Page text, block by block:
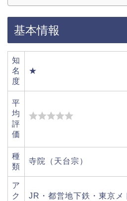
基本情報
知
名
度
★
平
均
評
価
種
類
寺院（天台宗）
ア
ク
JR・都営地下鉄・東京メ